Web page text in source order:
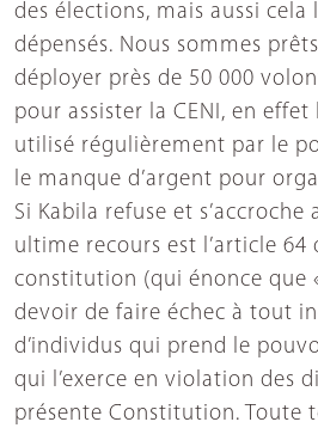
des élections, mais aussi
dépensés. Nous sommes
déployer près de 50 000
pour assister la CENI, en
utilisé régulièrement par le
le manque d’argent pour
Si Kabila refuse et
ultime recours est l’article 64
constitution (qui énonce que
devoir de faire échec à tout
d’individus qui prend le
qui l’exerce en violation des
présente Constitution. Toute